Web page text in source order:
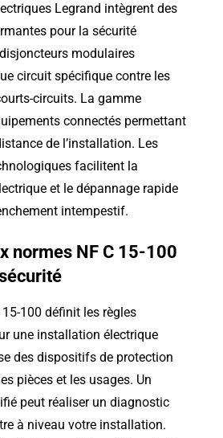
Legrand intègrent des
pour la sécurité
modulaires
circuit spécifique contre les
circuits. La gamme
connectés permettant
de l’installation. Les
facilitent la
et le dépannage rapide
intempestif.
normes NF C 15-100
15-100 définit les règles
une installation électrique
des dispositifs de protection
pièces et les usages. Un
peut réaliser un diagnostic
à niveau votre installation.